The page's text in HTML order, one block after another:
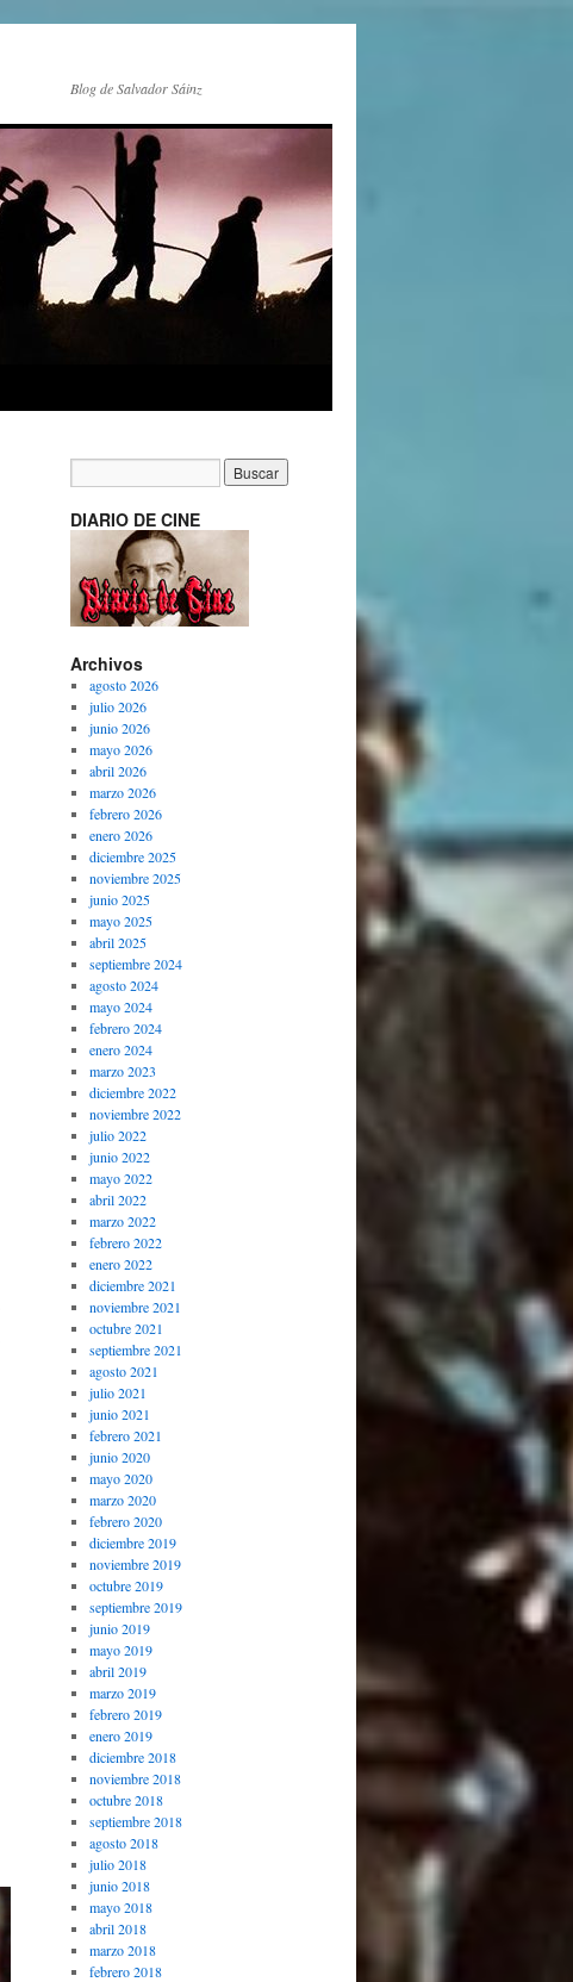
Blog de Salvador Sáinz
DIARIO DE CINE
Archivos
agosto 2026
julio 2026
junio 2026
mayo 2026
abril 2026
marzo 2026
febrero 2026
enero 2026
diciembre 2025
noviembre 2025
junio 2025
mayo 2025
abril 2025
septiembre 2024
agosto 2024
mayo 2024
febrero 2024
enero 2024
marzo 2023
diciembre 2022
noviembre 2022
julio 2022
junio 2022
mayo 2022
abril 2022
marzo 2022
febrero 2022
enero 2022
diciembre 2021
noviembre 2021
octubre 2021
septiembre 2021
agosto 2021
julio 2021
junio 2021
febrero 2021
junio 2020
mayo 2020
marzo 2020
febrero 2020
diciembre 2019
noviembre 2019
octubre 2019
septiembre 2019
junio 2019
mayo 2019
abril 2019
marzo 2019
febrero 2019
enero 2019
diciembre 2018
noviembre 2018
octubre 2018
septiembre 2018
agosto 2018
julio 2018
junio 2018
mayo 2018
abril 2018
marzo 2018
febrero 2018